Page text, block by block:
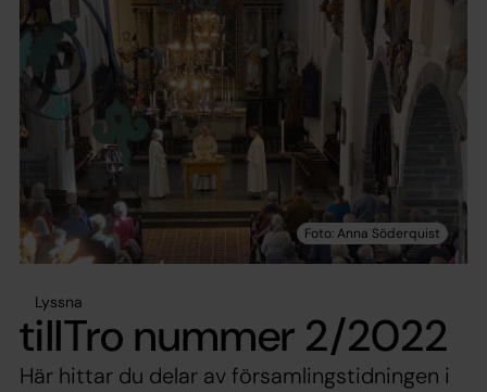
Lyssna
tillTro nummer 2/2022
Här hittar du delar av församlingstidningen i